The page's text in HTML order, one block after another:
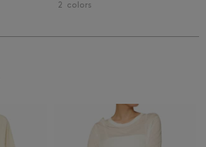
2 colors